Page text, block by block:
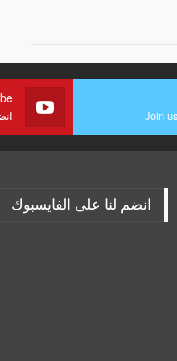
Join
انضم لنا على الفايسبوك